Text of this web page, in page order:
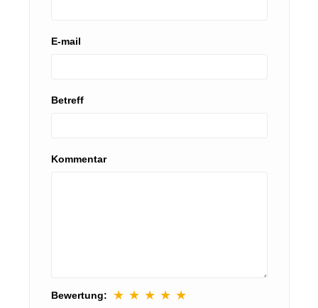
E-mail
Betreff
Kommentar
Bewertung: ★ ★ ★ ★ ★